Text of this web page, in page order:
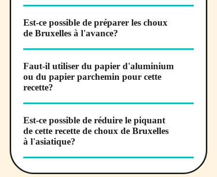
Est-ce possible de préparer les choux
de Bruxelles à l'avance?
Faut-il utiliser du papier d'aluminium
ou du papier parchemin pour cette
recette?
Est-ce possible de réduire le piquant
de cette recette de choux de Bruxelles
à l'asiatique?